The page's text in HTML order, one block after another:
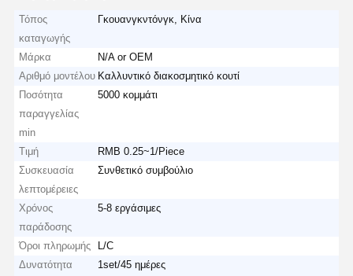
Τόπος
καταγωγής
Γκουανγκντόνγκ, Κίνα
Μάρκα
N/A or OEM
Αριθμό μοντέλου Καλλυντικό διακοσμητικό κουτί
Ποσότητα
παραγγελίας
min
5000 κομμάτι
Τιμή
RMB 0.25~1/Piece
Συσκευασία
λεπτομέρειες
Συνθετικό συμβούλιο
Χρόνος
παράδοσης
5-8 εργάσιμες
Όροι πληρωμής
L/C
Δυνατότητα
1set/45 ημέρες